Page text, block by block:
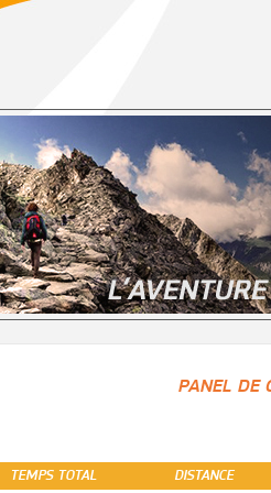
PANEL DE
TEMPS TOTAL DISTANCE